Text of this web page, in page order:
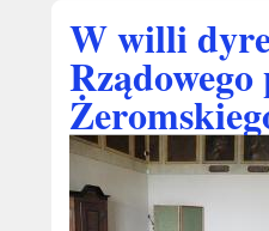
W willi